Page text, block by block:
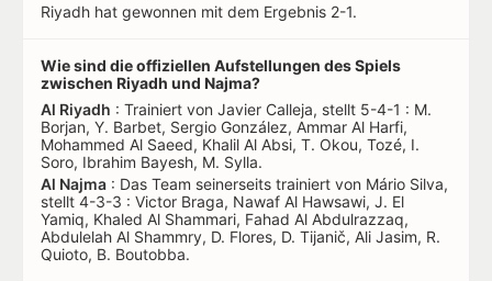
Riyadh hat gewonnen mit dem Ergebnis 2-1.
Wie sind die offiziellen Aufstellungen des Spiels
zwischen Riyadh und Najma?
Al Riyadh : Trainiert von Javier Calleja, stellt 5-4-1 : M.
Borjan, Y. Barbet, Sergio González, Ammar Al Harfi,
Mohammed Al Saeed, Khalil Al Absi, T. Okou, Tozé, I.
Soro, Ibrahim Bayesh, M. Sylla.
Al Najma : Das Team seinerseits trainiert von Mário Silva,
stellt 4-3-3 : Victor Braga, Nawaf Al Hawsawi, J. El
Yamiq, Khaled Al Shammari, Fahad Al Abdulrazzaq,
Abdulelah Al Shammry, D. Flores, D. Tijanič, Ali Jasim, R.
Quioto, B. Boutobba.